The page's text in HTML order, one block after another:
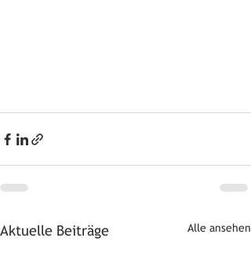
Aktuelle Beiträge Alle ansehen